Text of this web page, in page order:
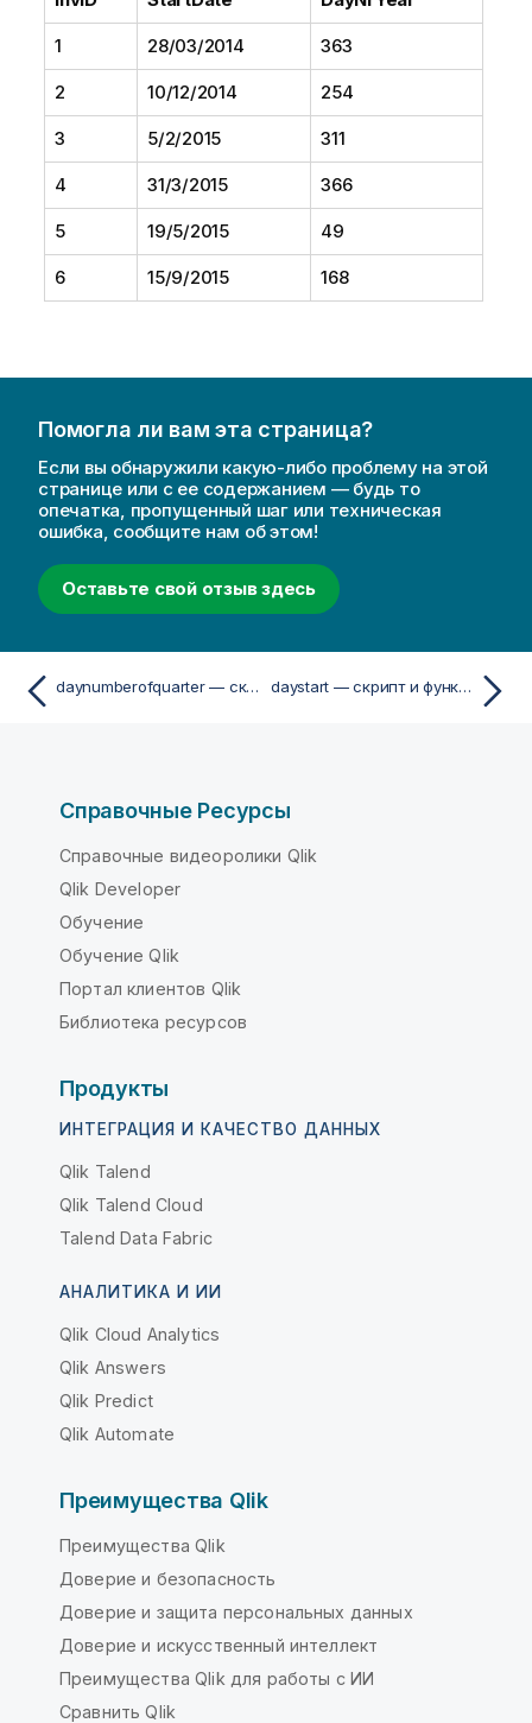
1 28/03/2014 363
2 10/12/2014 254
3 5/2/2015 311
4 31/3/2015 366
5 19/5/2015 49
6 15/9/2015 168
Помогла ли вам эта страница?
Если вы обнаружили какую-либо проблему на этой
странице или с ее содержанием — будь то
опечатка, пропущенный шаг или техническая
ошибка, сообщите нам об этом!
Оставьте свой отзыв здесь
daynumberofquarter — скрипт и функция диаграммы daystart — скрипт и функция диаграммы
Справочные Ресурсы
Справочные видеоролики Qlik
Qlik Developer
Обучение
Обучение Qlik
Портал клиентов Qlik
Библиотека ресурсов
Продукты
ИНТЕГРАЦИЯ И КАЧЕСТВО ДАННЫХ
Qlik Talend
Qlik Talend Cloud
Talend Data Fabric
АНАЛИТИКА И ИИ
Qlik Cloud Analytics
Qlik Answers
Qlik Predict
Qlik Automate
Преимущества Qlik
Преимущества Qlik
Доверие и безопасность
Доверие и защита персональных данных
Доверие и искусственный интеллект
Преимущества Qlik для работы с ИИ
Сравнить Qlik